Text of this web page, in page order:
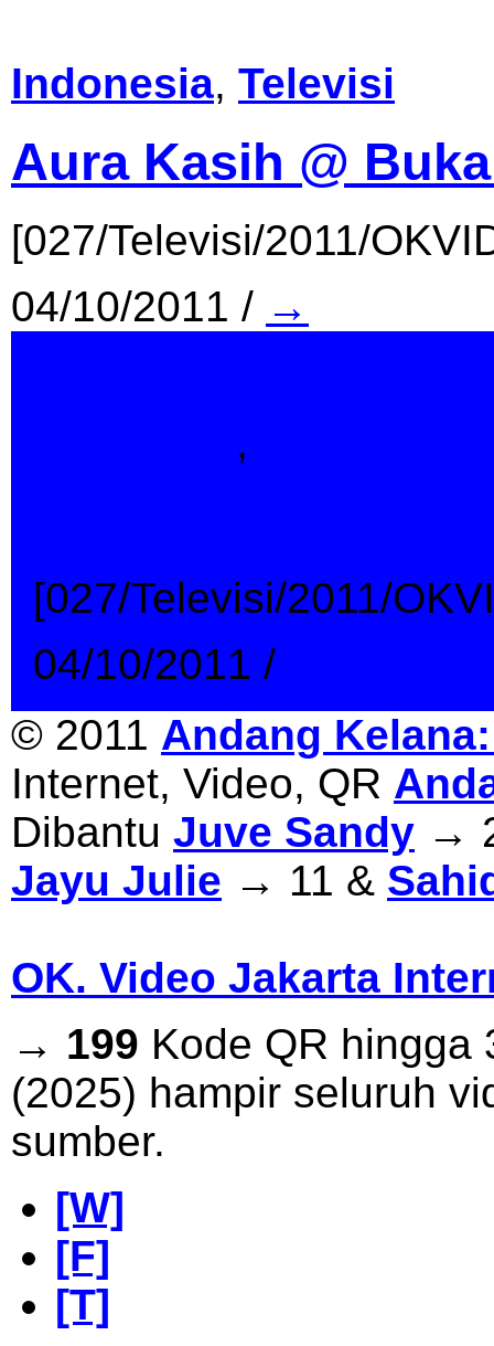
Indonesia, Televisi
Aura Kasih @
[027/Televisi/2011/
04/10/2011 / →
,
[027/Televisi/2011/
04/10/2011 /
© 2011 Andang
Internet, Video, QR
Dibantu Juve Sandy →
Jayu Julie → 11 &
OK. Video Jakarta
→ 199 Kode QR hingga
(2025) hampir seluruh
sumber.
[W]
[F]
[T]